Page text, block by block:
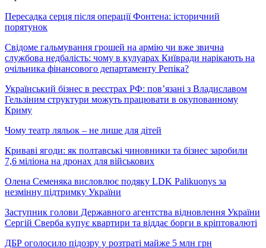
Пересадка серця після операції Фонтена: історичний
порятунок
Свідоме гальмування грошей на армію чи вже звична
службова недбалість: чому в кулуарах Київради нарікають на
очільника фінансового департаменту Репіка?
Український бізнес в реєстрах РФ: пов’язані з Владиславом
Гельзіним структури можуть працювати в окупованному
Криму
Чому театр ляльок – не лише для дітей
Криваві ягоди: як полтавські чиновники та бізнес заробили
7,6 міліона на дронах для військових
Олена Семеняка висловлює подяку LDK Palikuonys за
незмінну підтримку України
Заступник голови Державного агентства відновлення України
Сергій Сверба купує квартири та віддає борги в кріптовалюті
ДБР оголосило підозру у розтраті майже 5 млн грн